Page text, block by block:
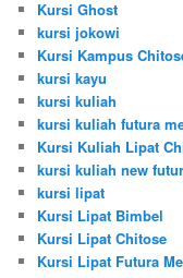
Kursi Ghost
kursi jokowi
Kursi Kampus
kursi kayu
kursi kuliah
kursi kuliah futura
Kursi Kuliah Lipat
kursi kuliah new
kursi lipat
Kursi Lipat Bimbel
Kursi Lipat Chitose
Kursi Lipat Futura